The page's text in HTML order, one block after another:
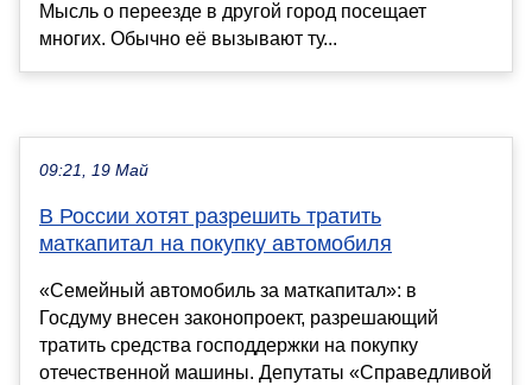
Мысль о переезде в другой город посещает
многих. Обычно её вызывают ту...
09:21, 19 Май
В России хотят разрешить тратить
маткапитал на покупку автомобиля
«Семейный автомобиль за маткапитал»: в
Госдуму внесен законопроект, разрешающий
тратить средства господдержки на покупку
отечественной машины. Депутаты «Справедливой